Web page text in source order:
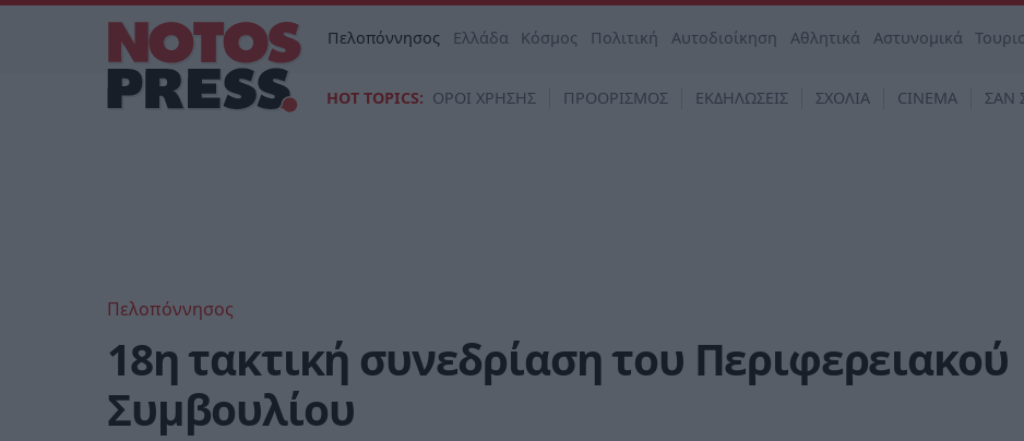
Πελοπόννησος Ελλάδα Κόσμος Πολιτική Αυτοδιοίκηση Αθλητικά Αστυνομικά
HOT TOPICS: ΟΡΟΙ ΧΡΗΣΗΣ ΠΡΟΟΡΙΣΜΟΣ ΕΚΔΗΛΩΣΕΙΣ ΣΧΟΛΙΑ CINEMA ΣΑΝ
Πελοπόννησος
18η τακτική συνεδρίαση του Περιφερειακού
Συμβουλίου